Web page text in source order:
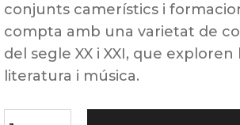
conjunts camerístics i
compta amb una varietat de
del segle XX i XXI, que
literatura i música.